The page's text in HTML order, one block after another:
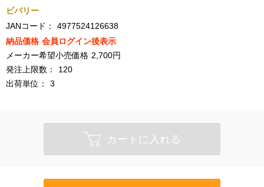
ビバリー
JANコード：
4977524126638
納品価格 会員ログイン後表示
メーカー希望小売価格 2,700円
発注上限数：
120
出荷単位：
3
カートに入れる